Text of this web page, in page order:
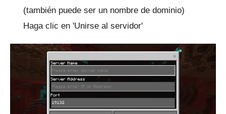
(también puede ser un nombre de dominio)
Haga clic en 'Unirse al servidor'